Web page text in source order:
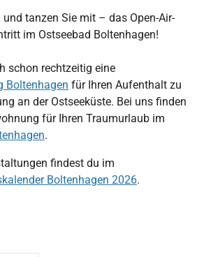
tanzen Sie mit – das Open-Air-
im Ostseebad Boltenhagen!
schon rechtzeitig eine
Boltenhagen für Ihren Aufenthalt zu
an der Ostseeküste. Bei uns finden
für Ihren Traumurlaub im
.
findest du im
Boltenhagen 2026.